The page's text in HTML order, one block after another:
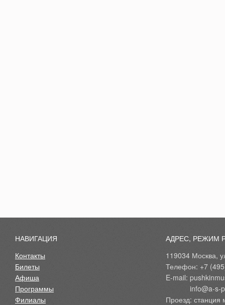
НАВИГАЦИЯ
Контакты
Билеты
Афиша
Программы
Филиалы
АДРЕС, РЕЖИМ
119034 Москва,
Телефон: +7
E-mail:
Проезд: станция